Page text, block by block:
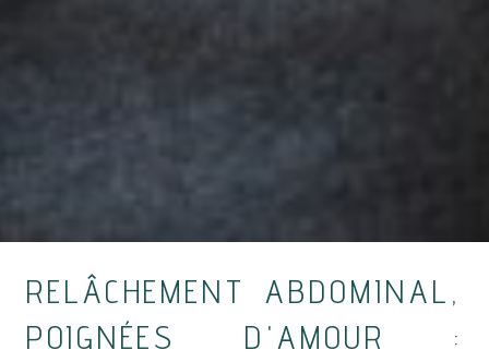
RELÂCHEMENT ABDOMINAL,
POIGNÉES D'AMOUR :